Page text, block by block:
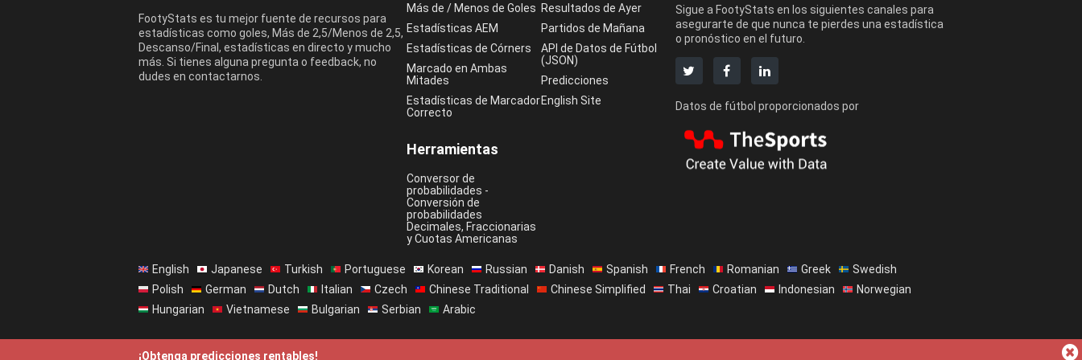
FootyStats es tu mejor fuente de recursos para
estadísticas como goles, Más de 2,5/Menos de 2,5,
Descanso/Final, estadísticas en directo y mucho
más. Si tienes alguna pregunta o feedback, no
dudes en contactarnos.
Más de / Menos de Goles
Estadísticas AEM
Estadísticas de Córners
Marcado en Ambas
Mitades
Estadísticas de Marcador
Correcto
Herramientas
Conversor de
probabilidades -
Conversión de
probabilidades
Decimales, Fraccionarias
y Cuotas Americanas
Resultados de Ayer
Partidos de Mañana
API de Datos de Fútbol
(JSON)
Predicciones
English Site
Sigue a FootyStats en los siguientes canales para
asegurarte de que nunca te pierdes una estadística
o pronóstico en el futuro.
Datos de fútbol proporcionados por
English Japanese Turkish Portuguese Korean Russian Danish Spanish French Romanian Greek
Swedish
Polish
German Dutch Italian Czech Chinese Traditional Chinese Simplified Thai Croatian Indonesian
Norwegian
Hungarian
Vietnamese Bulgarian Serbian Arabic
¡Obtenga predicciones rentables!